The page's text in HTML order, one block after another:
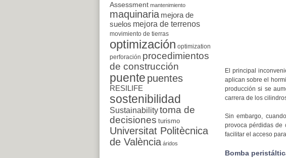
El principal
aplican sobre el
producción si se
carrera de los
Sin embargo,
provoca pérdidas de
facilitar el acceso
Bomba
Assessment mantenimiento
maquinaria mejora de
suelos mejora de terrenos
movimiento de tierras
optimización optimization
perforación procedimientos
de construcción
puente puentes
RESILIFE
sostenibilidad
Sustainabilitytoma de
decisiones turismo
Universitat Politècnica
de València áridos